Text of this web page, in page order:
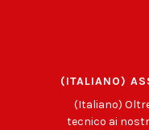
(ITALIANO)
(Italiano)
tecnico ai